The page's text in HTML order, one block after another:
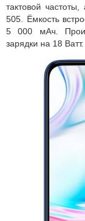
тактовой
505. Ёмкость
5 000 мАч.
зарядки на 18 Ватт.